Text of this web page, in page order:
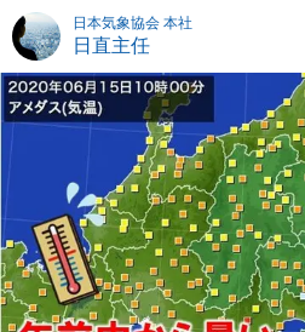
日本気象協会 本社
日直主任